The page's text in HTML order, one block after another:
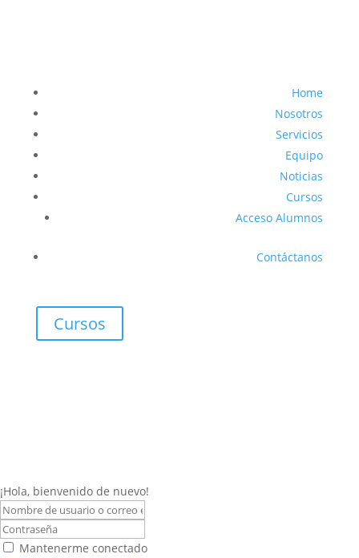
Home
Nosotros
Servicios
Equipo
Noticias
Cursos
Acceso Alumnos
Contáctanos
Cursos
¡Hola, bienvenido de nuevo!
Mantenerme conectado